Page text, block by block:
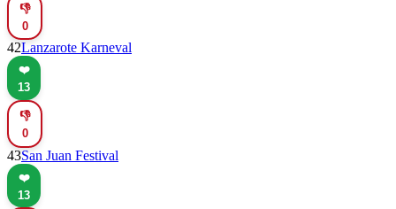
👎
0
42Lanzarote Karneval
❤️
13
👎
0
43San Juan Festival
❤️
13